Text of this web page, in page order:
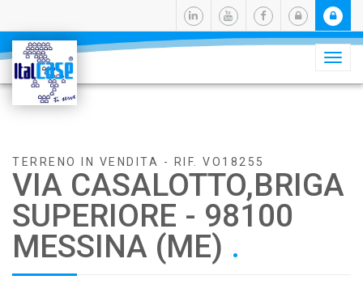
TERRENO IN VENDITA - RIF. VO18255
VIA CASALOTTO,BRIGA
SUPERIORE - 98100
MESSINA (ME) .